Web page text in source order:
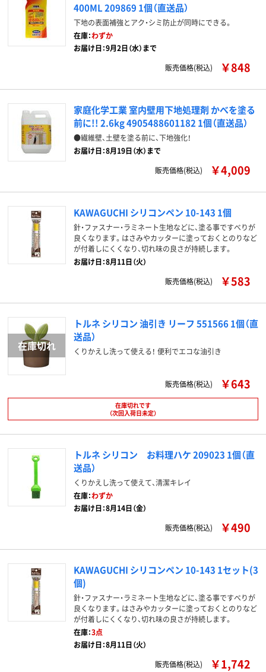
400ML 209869 1個（直送品）
下地の表面補強とアク・シミ防止が同時にできる。
在庫：わずか
お届け日：9月2日（水）まで
販売価格(税込)
￥848
家庭化学工業 室内壁用下地処理剤 かべを塗る
前に!! 2.6kg 4905488601182 1個（直送品）
●繊維壁、土壁を塗る前に、下地強化！
お届け日：8月19日（水）まで
販売価格(税込)
￥4,009
KAWAGUCHI シリコンペン 10-143 1個
針・ファスナー・ラミネート生地などに、塗る事ですべりが
良くなります。はさみやカッターに塗っておくとのりなど
が付着しにくくなり、切れ味の良さが持続します。
お届け日：8月11日（火）
販売価格(税込)
￥583
トルネ シリコン 油引き リーフ 551566 1個（直
送品）
くりかえし洗って使える！ 便利でエコな油引き
販売価格(税込) ￥643
在庫切れです
（次回入荷日未定）
トルネ シリコン お料理ハケ 209023 1個（直
送品）
くりかえし洗って使えて、清潔キレイ
在庫：わずか
お届け日：8月14日（金）
販売価格(税込)
￥490
KAWAGUCHI シリコンペン 10-143 1セット(3
個)
針・ファスナー・ラミネート生地などに、塗る事ですべりが
良くなります。はさみやカッターに塗っておくとのりなど
が付着しにくくなり、切れ味の良さが持続します。
在庫：3点
お届け日：8月11日（火）
販売価格(税込)
￥1,742